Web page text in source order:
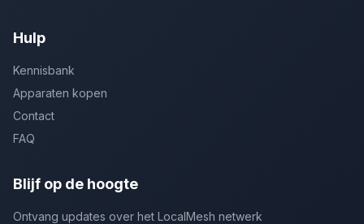
Hulp
Kennisbank
Apparaten kopen
Contact
FAQ
Blijf op de hoogte
Ontvang updates over het LocalMesh netwerk